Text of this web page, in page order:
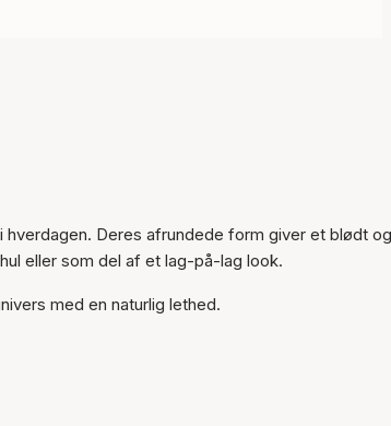
Deres afrundede form giver et blødt og
eller som del af et lag-på-lag look.
med en naturlig lethed.